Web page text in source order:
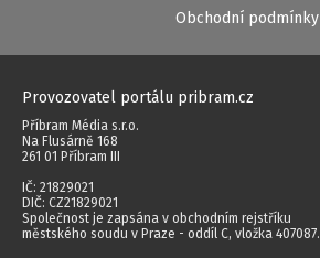
Obchodní podmínky
Provozovatel portálu pribram.cz
Příbram Média s.r.o.
Na Flusárně 168
261 01 Příbram III
IČ: 21829021
DIČ: CZ21829021
Společnost je zapsána v obchodním rejstříku
městského soudu v Praze - oddíl C, vložka 407087.